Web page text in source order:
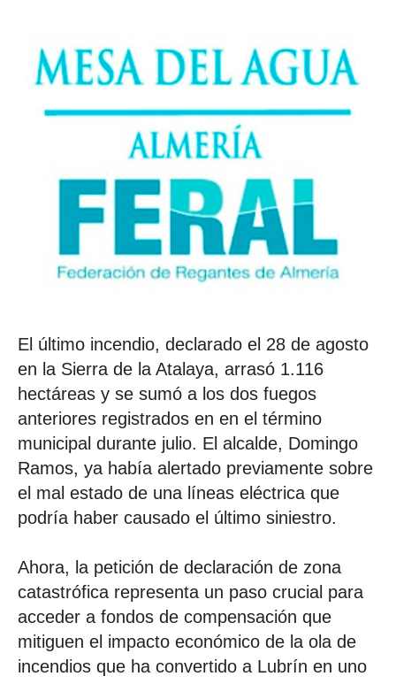
El último incendio, declarado el 28 de agosto
en la Sierra de la Atalaya, arrasó 1.116
hectáreas y se sumó a los dos fuegos
anteriores registrados en en el término
municipal durante julio. El alcalde, Domingo
Ramos, ya había alertado previamente sobre
el mal estado de una líneas eléctrica que
podría haber causado el último siniestro.
Ahora, la petición de declaración de zona
catastrófica representa un paso crucial para
acceder a fondos de compensación que
mitiguen el impacto económico de la ola de
incendios que ha convertido a Lubrín en uno